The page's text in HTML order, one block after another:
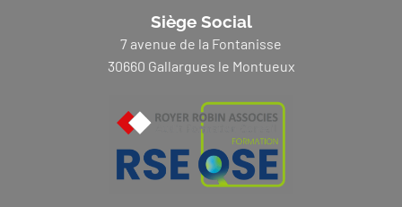
Siège Social
7 avenue de la Fontanisse
30660 Gallargues le Montueux